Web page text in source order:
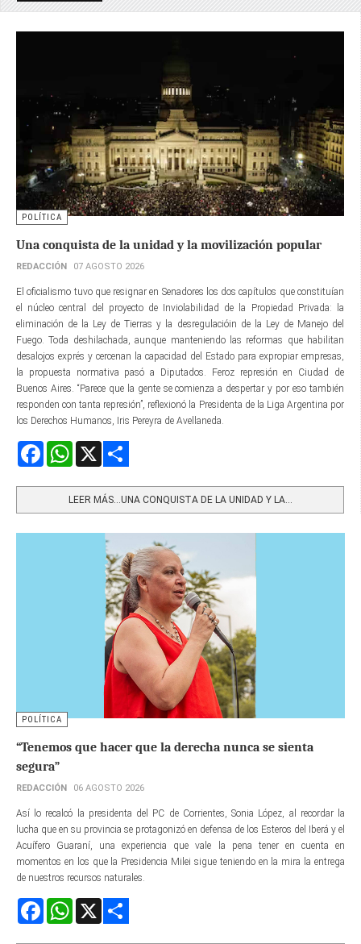
POLÍTICA
Una conquista de la unidad y la movilización popular
REDACCIÓN 07 AGOSTO 2026
El oficialismo tuvo que resignar en Senadores los dos capítulos que constituían
el núcleo central del proyecto de Inviolabilidad de la Propiedad Privada: la
eliminación de la Ley de Tierras y la desregulacióin de la Ley de Manejo del
Fuego. Toda deshilachada, aunque manteniendo las reformas que habilitan
desalojos exprés y cercenan la capacidad del Estado para expropiar empresas,
la propuesta normativa pasó a Diputados. Feroz represión en Ciudad de
Buenos Aires. “Parece que la gente se comienza a despertar y por eso también
responden con tanta represión”, reflexionó la Presidenta de la Liga Argentina por
los Derechos Humanos, Iris Pereyra de Avellaneda.
FacebookWhatsApp
LEER MÁS…UNA CONQUISTA DE LA UNIDAD Y LA...
POLÍTICA
“Tenemos que hacer que la derecha nunca se sienta
segura”
REDACCIÓN 06 AGOSTO 2026
Así lo recalcó la presidenta del PC de Corrientes, Sonia López, al recordar la
lucha que en su provincia se protagonizó en defensa de los Esteros del Iberá y el
Acuífero Guaraní, una experiencia que vale la pena tener en cuenta en
momentos en los que la Presidencia Milei sigue teniendo en la mira la entrega
de nuestros recursos naturales.
FacebookWhatsApp